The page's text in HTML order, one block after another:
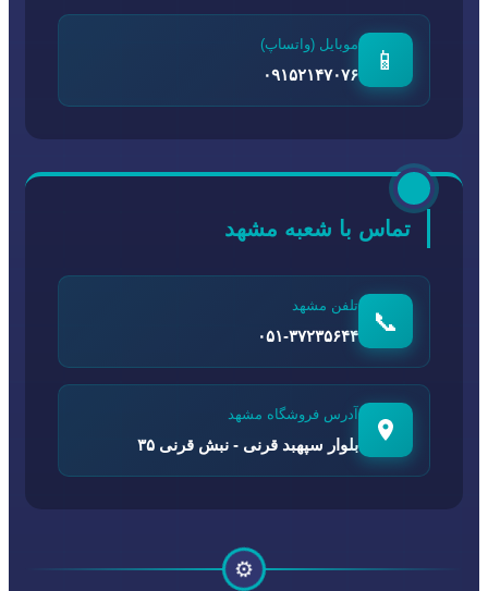
📱
موبایل (واتساپ)
۰۹۱۵۲۱۴۷۰۷۶
تماس با شعبه مشهد
📞
تلفن مشهد
۰۵۱-۳۷۲۳۵۶۴۴
آدرس فروشگاه مشهد
بلوار سپهبد قرنی - نبش قرنی ۳۵
⚙️